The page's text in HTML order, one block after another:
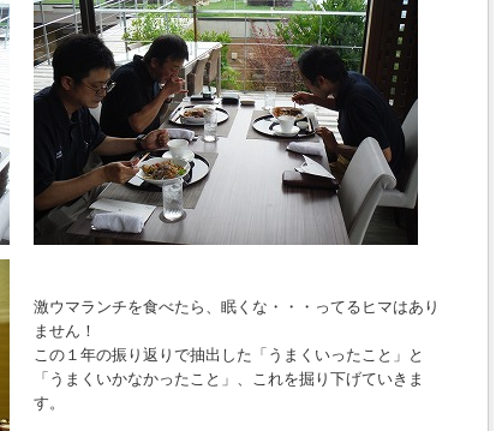
激ウマランチを食べたら、眠くな・・・ってるヒマはあり
ません！
この１年の振り返りで抽出した「うまくいったこと」と
「うまくいかなかったこと」、これを掘り下げていきま
す。